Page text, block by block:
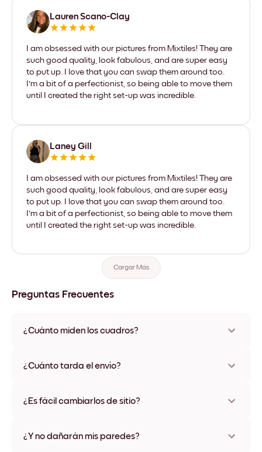
Lauren Scano-Clay
I am obsessed with our pictures from Mixtiles! They are
such good quality, look fabulous, and are super easy
to put up. I love that you can swap them around too.
I'm a bit of a perfectionist, so being able to move them
until I created the right set-up was incredible.
Laney Gill
I am obsessed with our pictures from Mixtiles! They are
such good quality, look fabulous, and are super easy
to put up. I love that you can swap them around too.
I'm a bit of a perfectionist, so being able to move them
until I created the right set-up was incredible.
Cargar Más
Preguntas Frecuentes
¿Cuánto miden los cuadros?
varios materiales y colores de marco, incluidas opciones sin
¿Cuánto tarda el envío?
disponibles en algunos países. Te enviaremos un número de
¿Es fácil cambiarlos de sitio?
ningún daño
¿Y no dañarán mis paredes?